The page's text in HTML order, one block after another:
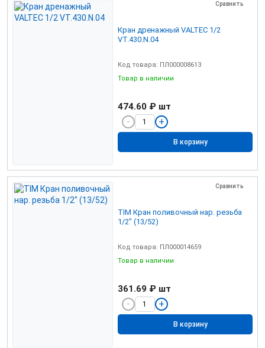
Сравнить
Кран дренажный VALTEC 1/2
VT.430.N.04
Код товара: ПЛ000008613
Товар в наличии
474.60 ₽ шт
В корзину
Сравнить
TIM Кран поливочный нар. резьба
1/2" (13/52)
Код товара: ПЛ000014659
Товар в наличии
361.69 ₽ шт
В корзину